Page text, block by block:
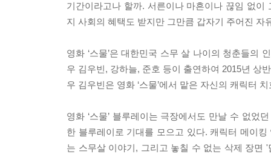
기간이라고나 할까. 서른이나 마흔이나 끊임 없
지 사회의 혜택도 받지만 그만큼 갑자기 주어진 자
영화 ‘스물’은 대한민국 스무 살 나이의 청춘들의
우 김우빈, 강하늘, 준호 등이 출연하여 2015년 상
우 김우빈은 영화 ‘스물’에서 맡은 자신의 캐릭터
영화 ‘스물’ 블루레이는 극장에서도 만날 수 없
한 블루레이로 기대를 모으고 있다. 캐릭터 메이
는 스무살 이야기, 그리고 놓칠 수 없는 삭제 장면